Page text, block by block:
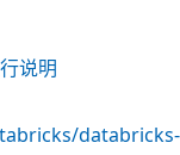
说明
databricks-